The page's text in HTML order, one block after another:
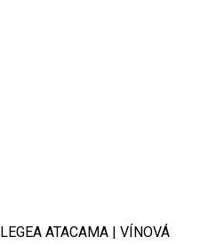
ATACAMA | VÍNOVÁ